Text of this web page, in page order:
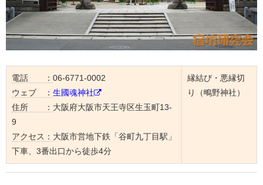
電話 ： 06-6771-0002
ウェブ ： 生國魂神社
住所 ： 大阪府大阪市天王寺区生玉町13-
9
アクセス： 大阪市営地下鉄「谷町九丁目駅」
下車、3番出口から徒歩4分
縁結び・悪縁切
り（鴫野神社）